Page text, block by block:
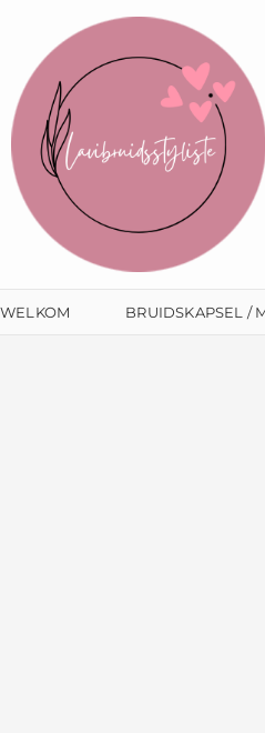
inhoud
WELKOM BRUIDSKAPSEL /